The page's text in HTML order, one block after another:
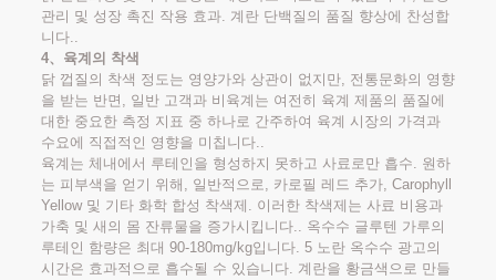
관리 및 성장 촉진 작용 효과. 계란 단백질의 품질 향상에 찬성합
니다..
4、육계의 착색
닭 껍질의 착색 정도는 영양가와 상관이 없지만, 전통문화의 영향
을 받는 반면, 일반 고객과 비육계는 여전히 육계 제품의 품질에
대한 중요한 측정 지표 중 하나로 간주하여 육계 시장의 가격과
수요에 직접적인 영향을 미칩니다..
육계는 체내에서 루테인을 형성하지 못하고 사료로만 흡수. 원하
는 피부색을 얻기 위해, 일반적으로, 카로필 레드 추가, Carophyll
Yellow 및 기타 화학 합성 착색제. 이러한 착색제는 사료 비용과
가축 및 새의 몸 잔류물을 증가시킵니다.. 옥수수 글루텐 가루의
루테인 함량은 최대 90-180mg/kg입니다. 5 노란 옥수수 광고의
시간은 효과적으로 흡수될 수 있습니다. 계란을 황금색으로 만들